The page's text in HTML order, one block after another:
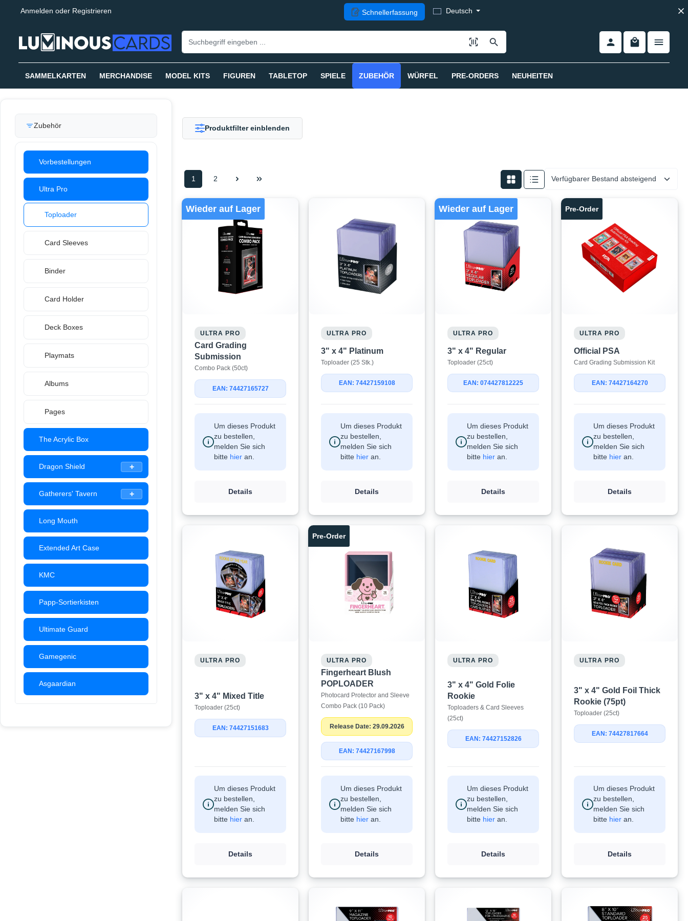
Zur Hauptnavigation springen
Anmelden oder Registrieren Schnellerfassung Deutsch
SAMMELKARTEN MERCHANDISE MODEL KITS FIGUREN TABLETOP SPIELE ZUBEHÖR WÜRFEL PRE-ORDERS NEUHEITEN
Zubehör
Vorbestellungen
Ultra Pro
Toploader
Card Sleeves
Binder
Card Holder
Deck Boxes
Playmats
Albums
Pages
The Acrylic Box
Dragon Shield
Gatherers' Tavern
Long Mouth
Extended Art Case
KMC
Papp-Sortierkisten
Ultimate Guard
Gamegenic
Asgaardian
Produktfilter einblenden
1 2
Wieder auf Lager
ULTRA PRO
Card Grading
Submission
Combo Pack (50ct)
EAN: 74427165727
Um dieses Produkt
zu bestellen,
melden Sie sich
bitte hier an.
Details
ULTRA PRO
3" x 4" Platinum
Toploader (25 Stk.)
EAN: 74427159108
Um dieses Produkt
zu bestellen,
melden Sie sich
bitte hier an.
Details
Wieder auf Lager
ULTRA PRO
3" x 4" Regular
Toploader (25ct)
EAN: 074427812225
Um dieses Produkt
zu bestellen,
melden Sie sich
bitte hier an.
Details
Pre-Order
ULTRA PRO
Official PSA
Card Grading Submission Kit
EAN: 74427164270
Um dieses Produkt
zu bestellen,
melden Sie sich
bitte hier an.
Details
ULTRA PRO
3" x 4" Mixed Title
Toploader (25ct)
EAN: 74427151683
Um dieses Produkt
zu bestellen,
melden Sie sich
bitte hier an.
Details
Pre-Order
ULTRA PRO
Fingerheart Blush
POPLOADER
Photocard Protector and Sleeve
Combo Pack (10 Pack)
Release Date: 29.09.2026
EAN: 74427167998
Um dieses Produkt
zu bestellen,
melden Sie sich
bitte hier an.
Details
ULTRA PRO
3" x 4" Gold Folie
Rookie
Toploaders & Card Sleeves
(25ct)
EAN: 74427152826
Um dieses Produkt
zu bestellen,
melden Sie sich
bitte hier an.
Details
ULTRA PRO
3" x 4" Gold Foil Thick
Rookie (75pt)
Toploader (25ct)
EAN: 74427817664
Um dieses Produkt
zu bestellen,
melden Sie sich
bitte hier an.
Details